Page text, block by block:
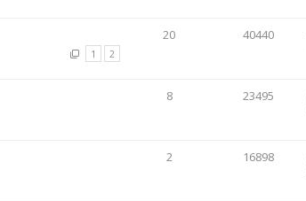
1 2
20 40440
8 23495
2 16898